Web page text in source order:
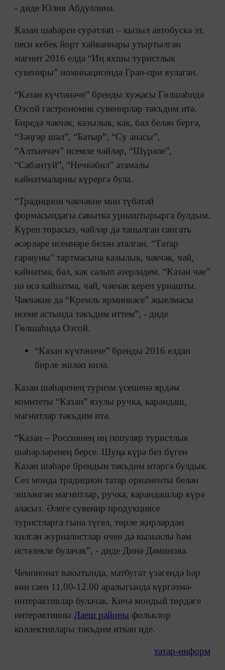
- диде Юлия Абдуллина.
Казан шәһәрен сурәтләп – кызыл автобуска эт,
песи кебек йорт хайваннары утыртылган
магнит 2016 елда “Иң яхшы туристлык
сувениры” номинацисендә Гран-при яулаган.
“Казан күчтәнәче” бренды хуҗасы Гөлшәһидә
Озсой гастрономик сувенирлар тәкъдим итә.
Биредә чәкчәк, казылык, как, бал белән бергә,
“Зәңгәр шәл”, “Батыр”, “Су анасы”,
“Алтынчәч” исемле чәйләр, “Шүрәле”,
“Сабантуй”, “Нечкәбил” атамалы
кайнатмаларны күрергә була.
“Традицион чәкчәкне мин түбәтәй
формасындагы савытка урнаштырырга булдым.
Күреп торасыз, чәйләр дә танылган сәнгать
әсәрләре исемнәре белән аталган. “Татар
гармуны” тартмасына казылык, чәкчәк, чәй,
кайнатма, бал, как салып әзерләдем. “Казан чәе”
нә исә кайнатма, чәй, чәкчәк кереп урнашты.
Чәкчәкне дә “Кремль ярминкәсе” җыелмасы
исеме астында тәкъдим иттем”, - диде
Гөлшаһидә Озсой.
“Казан күчтәнәче” бренды 2016 елдан
бирле эшләп килә.
Казан шәһәренең туризм үсешенә ярдәм
комитеты “Казан” язулы ручка, карандаш,
магнитлар тәкъдим итә.
“Казан – Россиянең иң популяр туристлык
шәһәрләренең берсе. Шуңа күрә без бүген
Казан шәһәре брендын тәкъдим итәргә булдык.
Сез монда традицион татар орнаменты белән
эшләнгән магнитлар, ручка, карандашлар күрә
аласыз. Әлеге сувенир продукциясе
туристларга гына түгел, төрле җирләрдән
килгән журналистлар өчен дә кызыклы һәм
истәлекле булачак”, - диде Динә Дәминова.
Чемпионат вакытында, матбугат үзәгендә һәр
көн саен 11.00-12.00 аралыгында күргәзмә-
интерактивлар булачак. Кичә мондый төрдәге
интерактивны Лаеш районы фольклор
коллективлары тәкъдим иткән иде.
татар-информ